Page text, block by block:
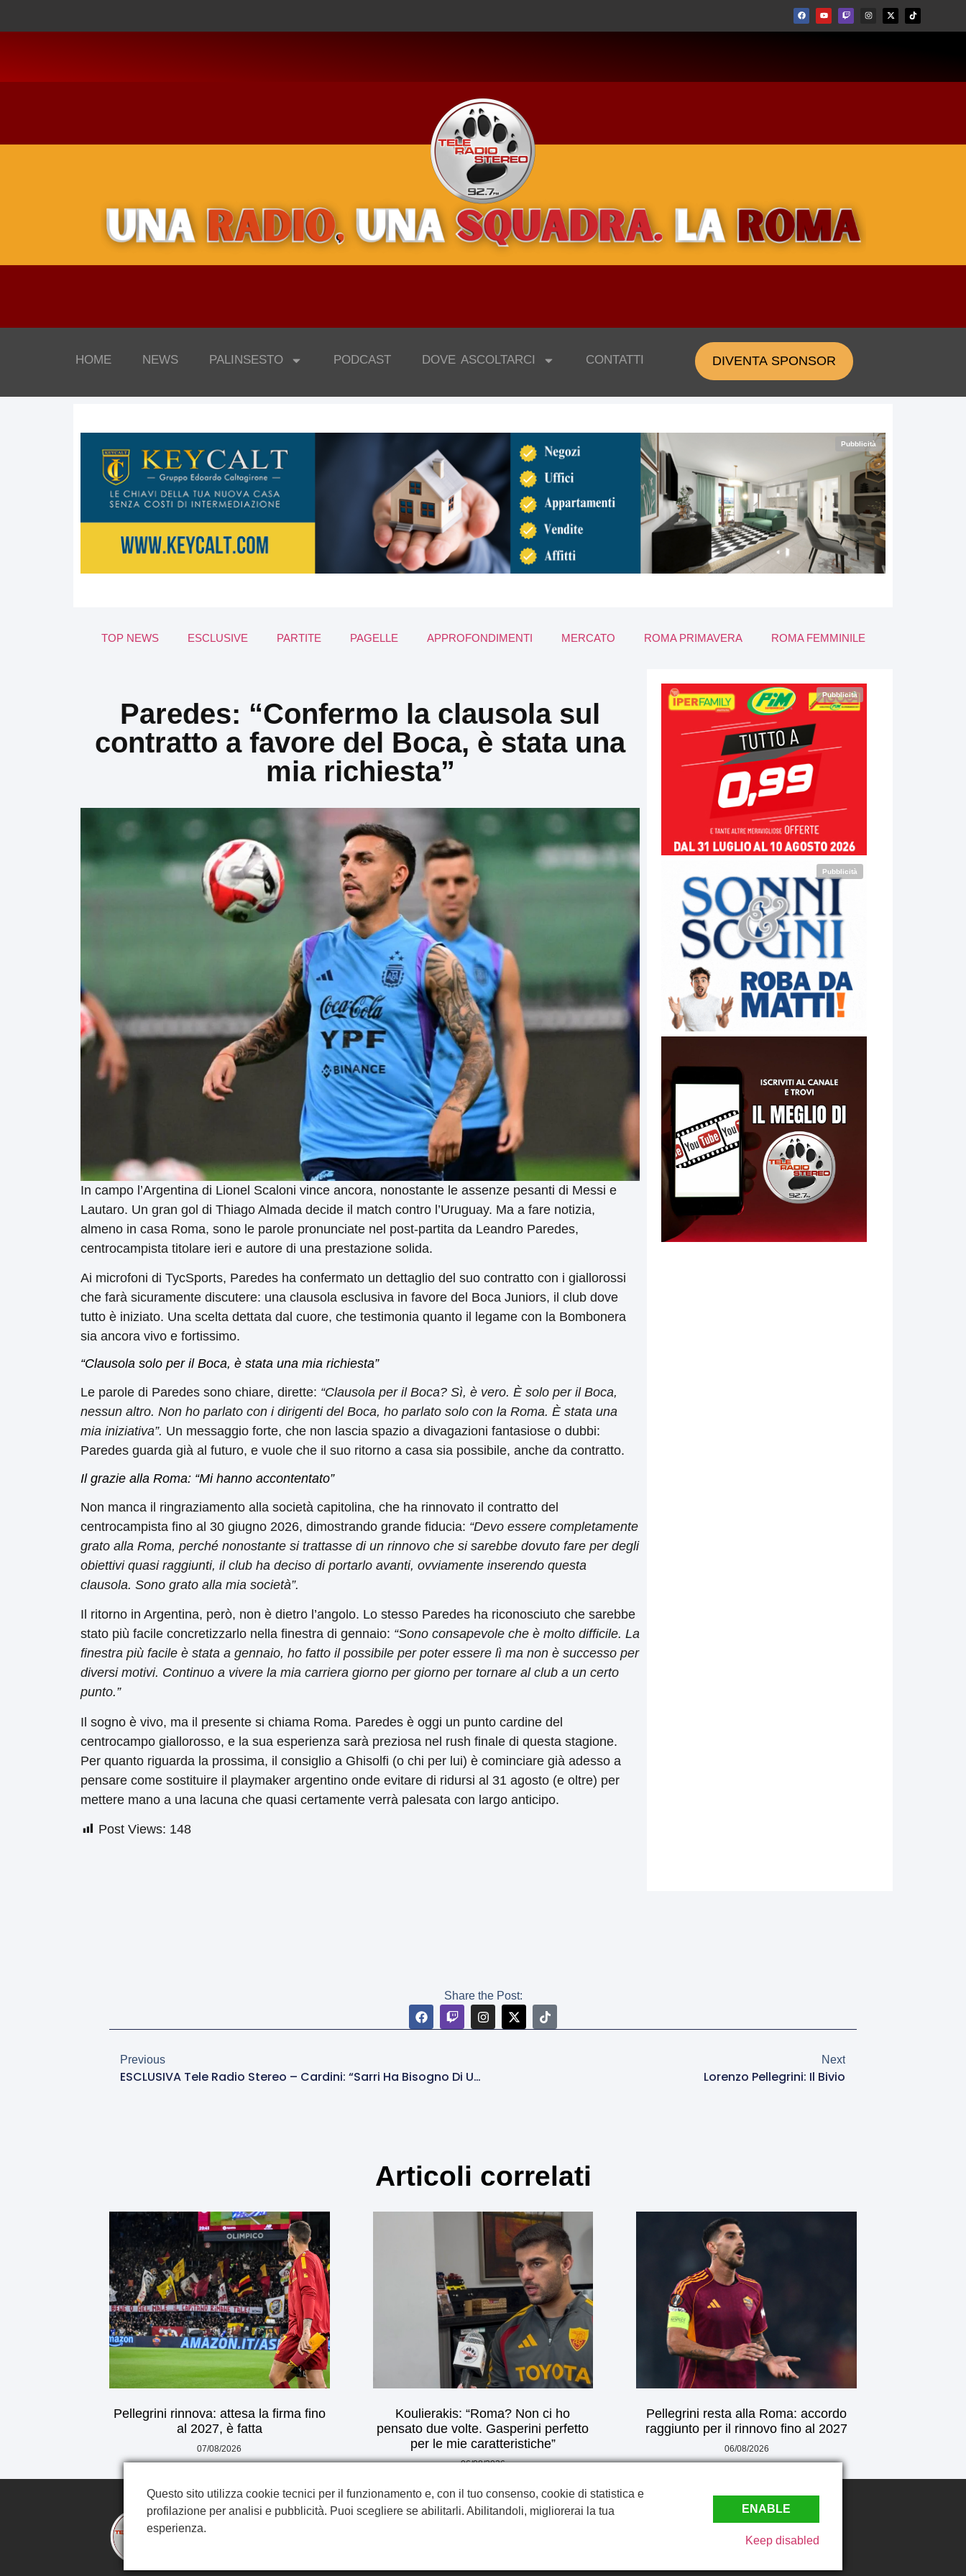
HOME NEWS PALINSESTO PODCAST DOVE ASCOLTARCI CONTATTI DIVENTA SPONSOR
Pubblicità
TOP NEWS ESCLUSIVE PARTITE PAGELLE APPROFONDIMENTI MERCATO ROMA PRIMAVERA ROMA FEMMINILE
Paredes: “Confermo la clausola sul
contratto a favore del Boca, è stata una
mia richiesta”
In campo l’Argentina di Lionel Scaloni vince ancora, nonostante le assenze pesanti di Messi e
Lautaro. Un gran gol di Thiago Almada decide il match contro l’Uruguay. Ma a fare notizia,
almeno in casa Roma, sono le parole pronunciate nel post-partita da Leandro Paredes,
centrocampista titolare ieri e autore di una prestazione solida.
Ai microfoni di TycSports, Paredes ha confermato un dettaglio del suo contratto con i giallorossi
che farà sicuramente discutere: una clausola esclusiva in favore del Boca Juniors, il club dove
tutto è iniziato. Una scelta dettata dal cuore, che testimonia quanto il legame con la Bombonera
sia ancora vivo e fortissimo.
“Clausola solo per il Boca, è stata una mia richiesta”
Le parole di Paredes sono chiare, dirette: “Clausola per il Boca? Sì, è vero. È solo per il Boca,
nessun altro. Non ho parlato con i dirigenti del Boca, ho parlato solo con la Roma. È stata una
mia iniziativa”. Un messaggio forte, che non lascia spazio a divagazioni fantasiose o dubbi:
Paredes guarda già al futuro, e vuole che il suo ritorno a casa sia possibile, anche da contratto.
Il grazie alla Roma: “Mi hanno accontentato”
Non manca il ringraziamento alla società capitolina, che ha rinnovato il contratto del
centrocampista fino al 30 giugno 2026, dimostrando grande fiducia: “Devo essere completamente
grato alla Roma, perché nonostante si trattasse di un rinnovo che si sarebbe dovuto fare per degli
obiettivi quasi raggiunti, il club ha deciso di portarlo avanti, ovviamente inserendo questa
clausola. Sono grato alla mia società”.
Il ritorno in Argentina, però, non è dietro l’angolo. Lo stesso Paredes ha riconosciuto che sarebbe
stato più facile concretizzarlo nella finestra di gennaio: “Sono consapevole che è molto difficile. La
finestra più facile è stata a gennaio, ho fatto il possibile per poter essere lì ma non è successo per
diversi motivi. Continuo a vivere la mia carriera giorno per giorno per tornare al club a un certo
punto.”
Il sogno è vivo, ma il presente si chiama Roma. Paredes è oggi un punto cardine del
centrocampo giallorosso, e la sua esperienza sarà preziosa nel rush finale di questa stagione.
Per quanto riguarda la prossima, il consiglio a Ghisolfi (o chi per lui) è cominciare già adesso a
pensare come sostituire il playmaker argentino onde evitare di ridursi al 31 agosto (e oltre) per
mettere mano a una lacuna che quasi certamente verrà palesata con largo anticipo.
Post Views: 148
Pubblicità
Pubblicità
Share the Post:
Previous
ESCLUSIVA Tele Radio Stereo – Cardini: “Sarri Ha Bisogno Di Una Squadra Con Giocatori Affamati. Non Avrebbe Problemi A Venire Alla Roma”
Next
Lorenzo Pellegrini: Il Bivio
Articoli correlati
Pellegrini rinnova: attesa la firma fino
al 2027, è fatta
07/08/2026
Koulierakis: “Roma? Non ci ho
pensato due volte. Gasperini perfetto
per le mie caratteristiche”
06/08/2026
Pellegrini resta alla Roma: accordo
raggiunto per il rinnovo fino al 2027
06/08/2026
Privacy Policy
Questo sito utilizza cookie tecnici per il funzionamento e, con il tuo consenso, cookie di statistica e
profilazione per analisi e pubblicità. Puoi scegliere se abilitarli. Abilitandoli, migliorerai la tua
esperienza.
ENABLE
Keep disabled